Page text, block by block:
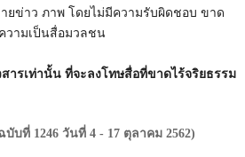
ายข่าว ภาพ โดยไม่มีความรับผิดชอบ ขาด
วามเป็นสื่อมวลชน
รเท่านั้น ที่จะลงโทษสื่อที่ขาดไร้จริยธรรม
ที่ 1246 วันที่ 4 - 17 ตุลาคม 2562)